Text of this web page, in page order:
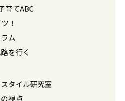
育てABC
！
ム
を行く
タイル研究室
視点